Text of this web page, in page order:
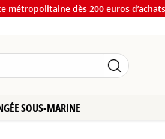
métropolitaine dès 200 euros d’achats
SOUS-MARINE